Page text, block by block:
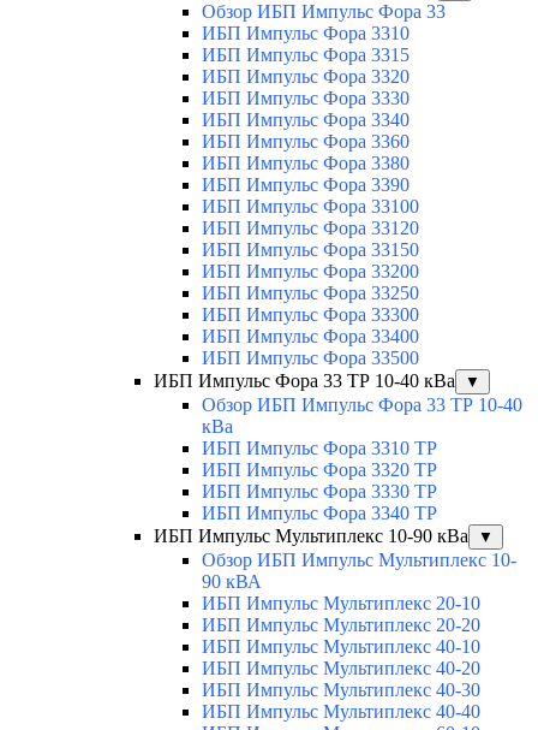
Обзор ИБП Импульс Фора 33
ИБП Импульс Фора 3310
ИБП Импульс Фора 3315
ИБП Импульс Фора 3320
ИБП Импульс Фора 3330
ИБП Импульс Фора 3340
ИБП Импульс Фора 3360
ИБП Импульс Фора 3380
ИБП Импульс Фора 3390
ИБП Импульс Фора 33100
ИБП Импульс Фора 33120
ИБП Импульс Фора 33150
ИБП Импульс Фора 33200
ИБП Импульс Фора 33250
ИБП Импульс Фора 33300
ИБП Импульс Фора 33400
ИБП Импульс Фора 33500
ИБП Импульс Фора 33 ТР 10-40 кВа
▼
Обзор ИБП Импульс Фора 33 ТР 10-40
кВа
ИБП Импульс Фора 3310 ТР
ИБП Импульс Фора 3320 ТР
ИБП Импульс Фора 3330 ТР
ИБП Импульс Фора 3340 ТР
ИБП Импульс Мультиплекс 10-90 кВа
▼
Обзор ИБП Импульс Мультиплекс 10-
90 кВА
ИБП Импульс Мультиплекс 20-10
ИБП Импульс Мультиплекс 20-20
ИБП Импульс Мультиплекс 40-10
ИБП Импульс Мультиплекс 40-20
ИБП Импульс Мультиплекс 40-30
ИБП Импульс Мультиплекс 40-40